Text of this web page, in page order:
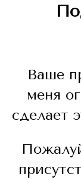
Ваше
меня
сделает